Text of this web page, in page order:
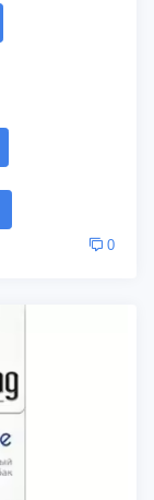
0